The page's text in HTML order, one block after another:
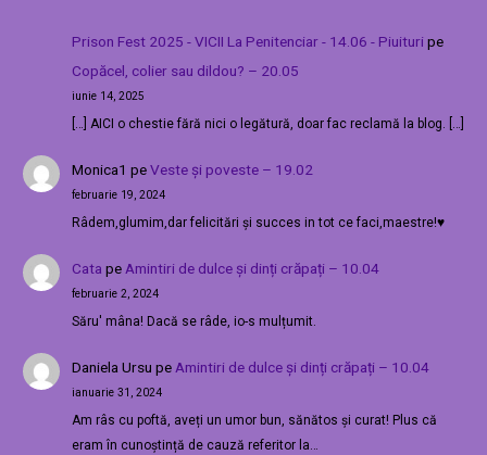
Prison Fest 2025 - VICII La Penitenciar - 14.06 - Piuituripe
Copăcel, colier sau dildou? – 20.05
iunie 14, 2025
[…] AICI o chestie fără nici o legătură, doar fac reclamă la blog. […]
Monica1 peVeste și poveste – 19.02
februarie 19, 2024
Râdem,glumim,dar felicitări și succes in tot ce faci,maestre!♥️
Cata pe Amintiri de dulce și dinți crăpați – 10.04
februarie 2, 2024
Săru' mâna! Dacă se râde, io-s mulțumit.
Daniela Ursu pe Amintiri de dulce și dinți crăpați – 10.04
ianuarie 31, 2024
Am râs cu poftă, aveți un umor bun, sănătos și curat! Plus că
eram în cunoștință de cauză referitor la…